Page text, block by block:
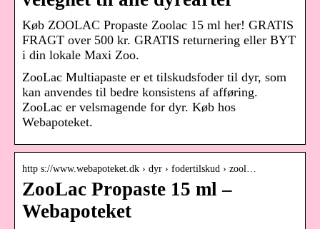
Køb ZOOLAC Propaste Zoolac 15 ml her! GRATIS
FRAGT over 500 kr. GRATIS returnering eller BYT
i din lokale Maxi Zoo.
ZooLac Multiapaste er et tilskudsfoder til dyr, som
kan anvendes til bedre konsistens af afføring.
ZooLac er velsmagende for dyr. Køb hos
Webapoteket.
http s://www.webapoteket.dk › dyr › fodertilskud › zool…
ZooLac Propaste 15 ml –
Webapoteket